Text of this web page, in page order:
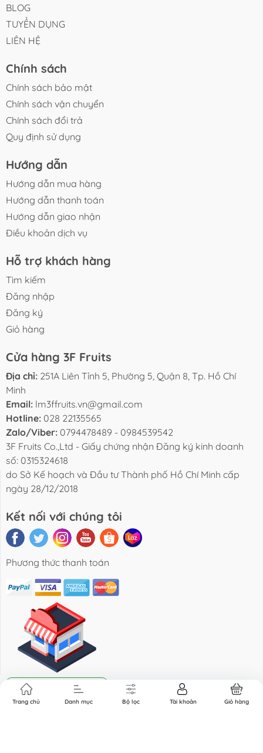
BLOG TUYỂN DỤNG
BLOG
TUYỂN DỤNG
LIÊN HỆ
Chính sách
Chính sách bảo mật
Chính sách vận chuyển
Chính sách đổi trả
Quy định sử dụng
Hướng dẫn
Hướng dẫn mua hàng
Hướng dẫn thanh toán
Hướng dẫn giao nhận
Điều khoản dịch vụ
Hỗ trợ khách hàng
Tìm kiếm
Đăng nhập
Đăng ký
Giỏ hàng
Cửa hàng 3F Fruits
Địa chỉ: 251A Liên Tỉnh 5, Phường 5, Quận 8, Tp. Hồ Chí
Minh
Email: lm3ffruits.vn@gmail.com
Hotline: 028 22135565
Zalo/Viber: 0794478489 - 0984539542
3F Fruits Co.,Ltd - Giấy chứng nhận Đăng ký kinh doanh
số: 0315324618
do Sở Kế hoạch và Đầu tư Thành phố Hồ Chí Minh cấp
ngày 28/12/2018
Kết nối với chúng tôi
Phương thức thanh toán
Địa chỉ cửa hàng
Trang chủ Danh mục Bộ lọc Tài khoản Giỏ hàng